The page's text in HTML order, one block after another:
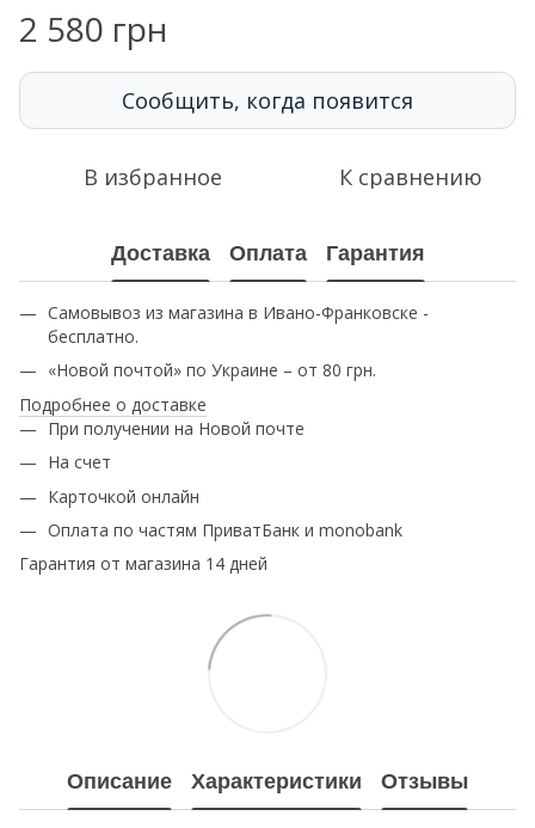
2 580 грн
Сообщить, когда появится
В избранное К сравнению
Доставка Оплата Гарантия
Самовывоз из магазина в Ивано-Франковске -
бесплатно.
«Новой почтой» по Украине – от 80 грн.
Подробнее о доставке
При получении на Новой почте
На счет
Карточкой онлайн
Оплата по частям ПриватБанк и monobank
Гарантия от магазина 14 дней
Описание Характеристики Отзывы